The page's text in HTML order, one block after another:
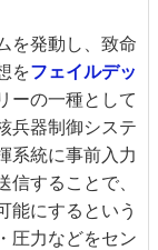
を発動し、致命
をフェイルデッ
ーの一種として
兵器制御システ
系統に事前入力
することで、
能にするという
圧力などをセン